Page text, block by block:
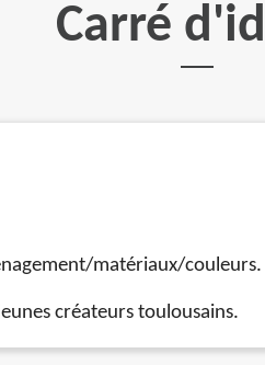
Carré
matériaux/couleurs.
créateurs toulousains.